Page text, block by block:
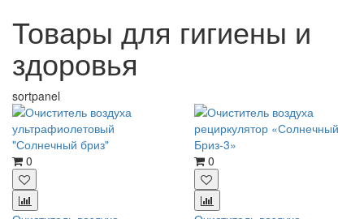
Товары для гигиены и
здоровья
sortpanel
0 0